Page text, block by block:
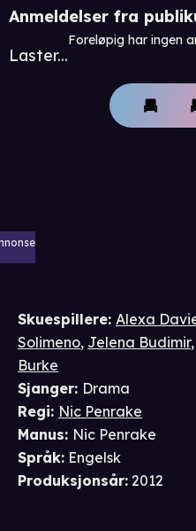
Anmeldelser fra
Laster...
Foreløpig har ingen
Skuespillere: Alexa
Solimeno, Jelena Budimir,
Burke
Sjanger: Drama
Regi: Nic Penrake
Manus: Nic Penrake
Språk: Engelsk
Produksjonsår: 2012